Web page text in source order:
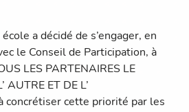
école a décidé de s’engager, en
le Conseil de Participation, à
LES PARTENAIRES LE
AUTRE ET DE L’
concrétiser cette priorité par les